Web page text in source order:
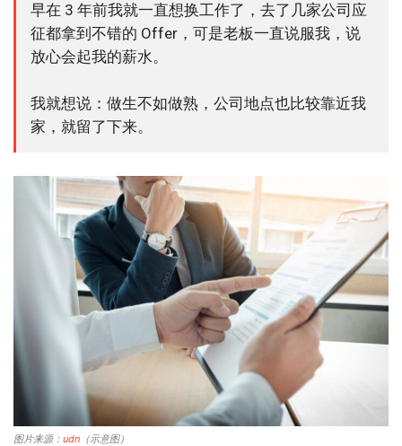
早在 3 年前我就一直想换工作了，去了几家公司应
征都拿到不错的 Offer，可是老板一直说服我，说
放心会起我的薪水。
我就想说：做生不如做熟，公司地点也比较靠近我
家，就留了下来。
图片来源： udn （示意图）